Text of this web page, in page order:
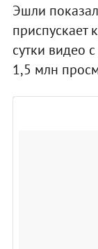
Эшли
приспускает
сутки видео
1,5 млн